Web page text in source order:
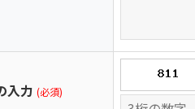
入力 (必須)